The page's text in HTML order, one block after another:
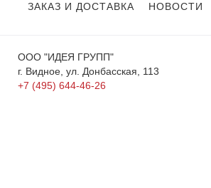
ЗАКАЗ И ДОСТАВКА НОВОСТИ
ООО "ИДЕЯ ГРУПП"
г. Видное, ул. Донбасская, 113
+7 (495) 644-46-26